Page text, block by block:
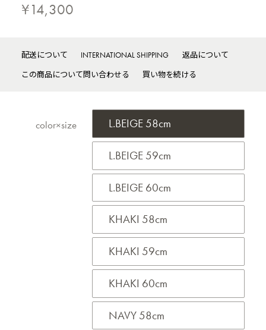
¥14,300
配送について INTERNATIONAL SHIPPING
返品について
この商品について問い合わせる
買い物を続ける
color×size L.BEIGE 58cm
L.BEIGE 59cm
L.BEIGE 60cm
KHAKI 58cm
KHAKI 59cm
KHAKI 60cm
NAVY 58cm